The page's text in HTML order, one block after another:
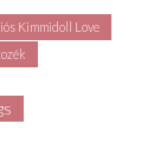
Kimmidoll Love